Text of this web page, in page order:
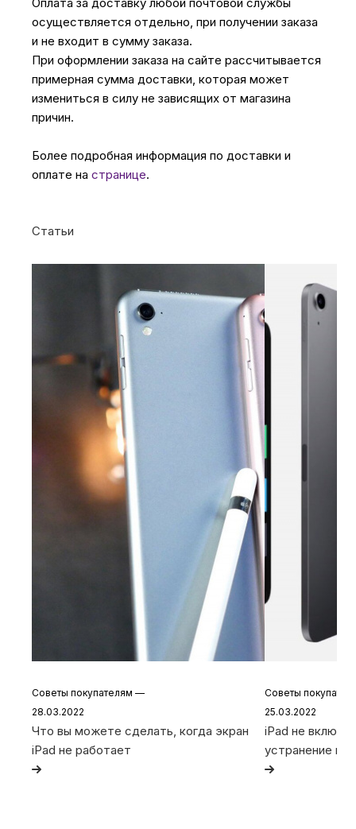
осуществляется отдельно, при получении заказа
и не входит в сумму заказа.
При оформлении заказа на сайте рассчитывается
примерная сумма доставки, которая может
измениться в силу не зависящих от магазина
причин.
Более подробная информация по доставки и
оплате на странице.
Статьи
Советы покупателям —
28.03.2022
Что вы можете сделать, когда экран
iPad не работает
Советы
25.03.2022
iPad не
устранение